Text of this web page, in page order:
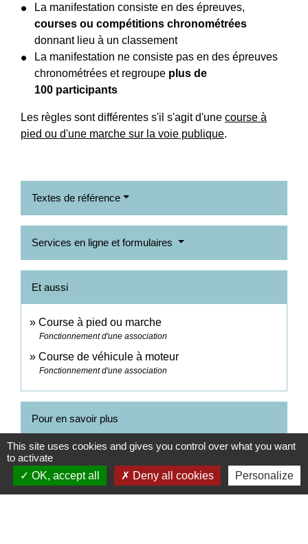
La manifestation consiste en des épreuves,
courses ou compétitions chronométrées
donnant lieu à un classement
La manifestation ne consiste pas en des épreuves
chronométrées et regroupe plus de
100 participants
Les règles sont différentes s'il s'agit d'une course à
pied ou d'une marche sur la voie publique.
Textes de référence
Services en ligne et formulaires
Et aussi
Course à pied ou marche
Fonctionnement d'une association
Course de véhicule à moteur
Fonctionnement d'une association
Pour en savoir plus
Manifestation sur la voie publique ou tout espace
ouvert au public à Paris open_in_new
Préfecture de police de Paris
This site uses cookies and gives you control over what you want
to activate
OK, accept all
Deny all cookies Personalize